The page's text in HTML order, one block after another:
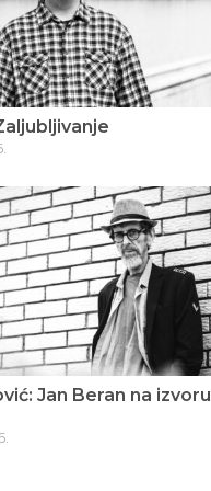
Jan Beran na izvoru